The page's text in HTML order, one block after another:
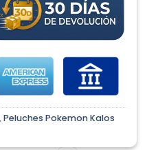
,Peluches Pokemon Kalos